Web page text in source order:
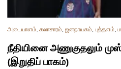
அடையாளம், கலாசாரம், ஜனநாயகம், புத்தளம்,
நீதியினை அணுகுதலும்
(இறுதிப் பாகம்)